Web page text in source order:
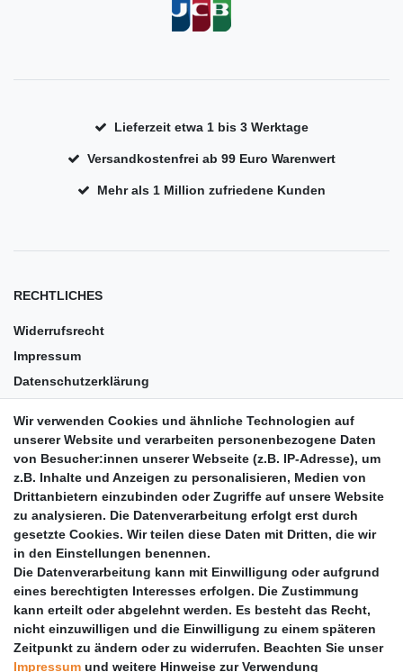
Lieferzeit etwa 1 bis 3 Werktage
Versandkostenfrei ab 99 Euro Warenwert
Mehr als 1 Million zufriedene Kunden
RECHTLICHES
Widerrufsrecht
Impressum
Datenschutzerklärung
Barrierefreiheit
Anleitungen
Vertrag widerrufen
PARTNER
DHL
GLS
PaketPLUS
Wir verwenden Cookies und ähnliche Technologien auf
unserer Website und verarbeiten personenbezogene Daten
von Besucher:innen unserer Webseite (z.B. IP-Adresse), um
z.B. Inhalte und Anzeigen zu personalisieren, Medien von
Drittanbietern einzubinden oder Zugriffe auf unsere Website
zu analysieren. Die Datenverarbeitung erfolgt erst durch
gesetzte Cookies. Wir teilen diese Daten mit Dritten, die wir
in den Einstellungen benennen.
Die Datenverarbeitung kann mit Einwilligung oder aufgrund
eines berechtigten Interesses erfolgen. Die Zustimmung
kann erteilt oder abgelehnt werden. Es besteht das Recht,
nicht einzuwilligen und die Einwilligung zu einem späteren
Zeitpunkt zu ändern oder zu widerrufen. Beachten Sie unser
Impressum und weitere Hinweise zur Verwendung